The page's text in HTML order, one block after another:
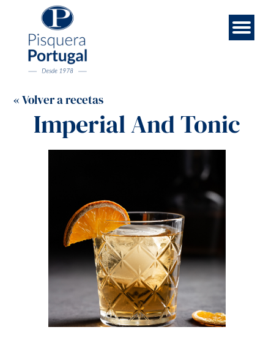
« Volver a recetas
Imperial And Tonic